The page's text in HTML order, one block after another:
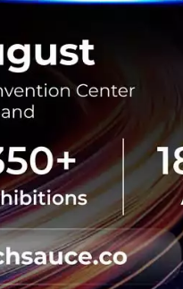
Net Zero ปี
ถอนโคน
Zero ปี 2050 ต้องมี
กภาคส่วน
nation